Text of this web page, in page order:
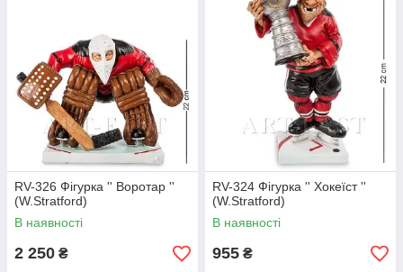
RV-326 Фігурка '' Воротар ''
(W.Stratford)
В наявності
2 250 ₴
RV-324 Фігурка '' Хокеїст ''
(W.Stratford)
В наявності
955 ₴